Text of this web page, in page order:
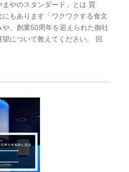
やのスタンダード」とは 質
にもあります「ワクワクする食文
、創業50周年を迎えられた御社
について教えてください。 回